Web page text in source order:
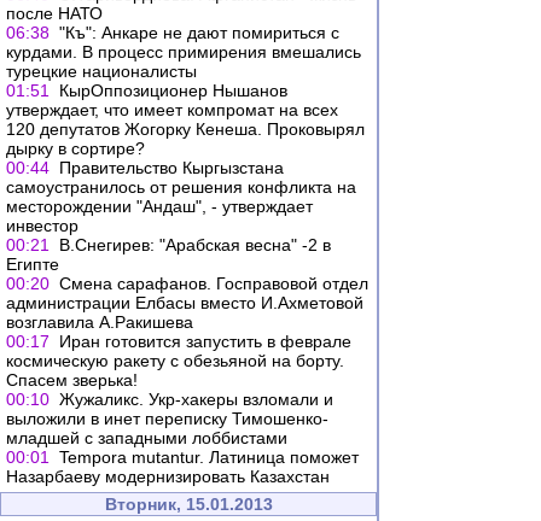
после НАТО
06:38 "Къ": Анкаре не дают помириться с
курдами. В процесс примирения вмешались
турецкие националисты
01:51
КырОппозиционер Нышанов
утверждает, что имеет компромат на всех
120 депутатов Жогорку Кенеша. Проковырял
дырку в сортире?
00:44 Правительство Кыргызстана
самоустранилось от решения конфликта на
месторождении "Андаш", - утверждает
инвестор
00:21
В.Снегирев: "Арабская весна" -2 в
Египте
00:20 Смена сарафанов. Госправовой отдел
администрации Елбасы вместо И.Ахметовой
возглавила А.Ракишева
00:17
Иран готовится запустить в феврале
космическую ракету с обезьяной на борту.
Спасем зверька!
00:10 Жужаликс. Укр-хакеры взломали и
выложили в инет переписку Тимошенко-
младшей с западными лоббистами
00:01
Tempora mutantur. Латиница поможет
Назарбаеву модернизировать Казахстан
Вторник, 15.01.2013